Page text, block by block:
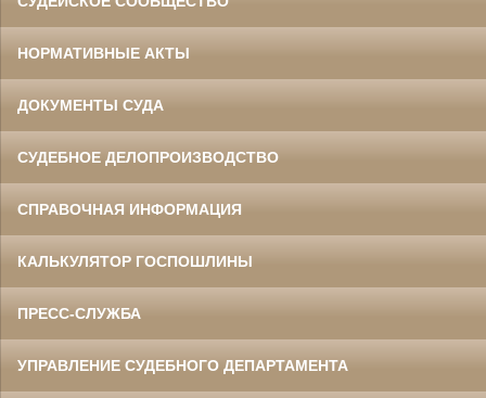
НОРМАТИВНЫЕ АКТЫ
ДОКУМЕНТЫ СУДА
СУДЕБНОЕ ДЕЛОПРОИЗВОДСТВО
СПРАВОЧНАЯ ИНФОРМАЦИЯ
КАЛЬКУЛЯТОР ГОСПОШЛИНЫ
ПРЕСС-СЛУЖБА
УПРАВЛЕНИЕ СУДЕБНОГО ДЕПАРТАМЕНТА